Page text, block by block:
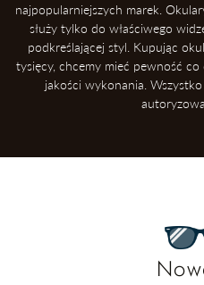
najpopularniejszych marek.
służy tylko do właściwego
podkreślającej styl. Kupując
tysięcy, chcemy mieć pewność
jakości wykonania.